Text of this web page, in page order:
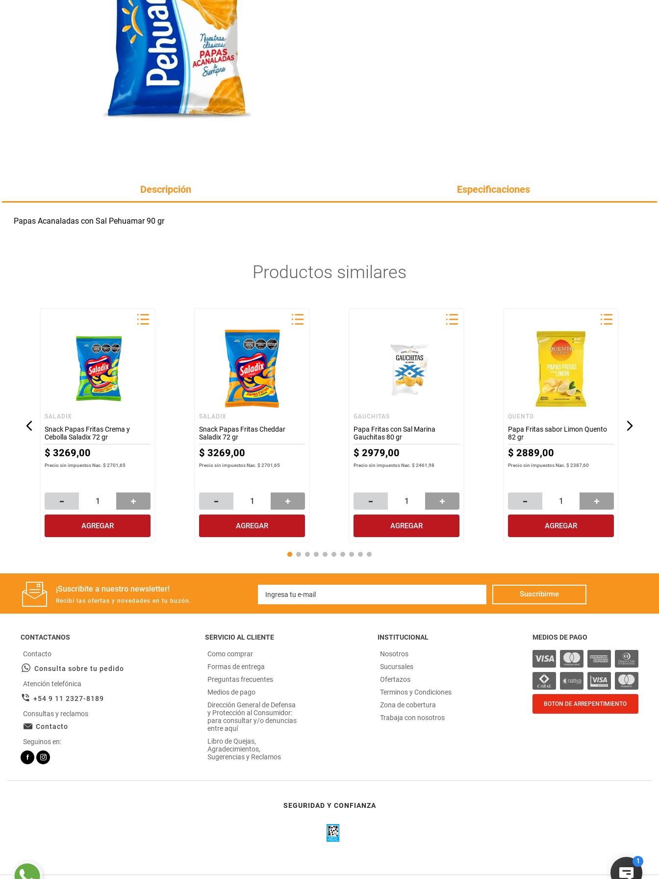
Descripción Especificaciones
Papas Acanaladas con Sal Pehuamar 90 gr
Productos similares
SALADIX
Snack Papas Fritas Crema y
Cebolla Saladix 72 gr
$ 3269,00
Precio sin impuestos Nac.$ 2701,65
AGREGAR
SALADIX
Snack Papas Fritas Cheddar
Saladix 72 gr
$ 3269,00
Precio sin impuestos Nac.$ 2701,65
AGREGAR
GAUCHITAS
Papa Fritas con Sal Marina
Gauchitas 80 gr
$ 2979,00
Precio sin impuestos Nac.$ 2461,98
AGREGAR
QUENTO
Papa Fritas sabor Limon Quento
82 gr
$ 2889,00
Precio sin impuestos Nac.$ 2387,60
AGREGAR
¡Suscribite a nuestro newsletter!
Recibí las ofertas y novedades en tu buzón.
Suscribirme
CONTACTANOS
Contacto
Consulta sobre tu pedido
Atención telefónica
+54 9 11 2327-8189
Consultas y reclamos
Contacto
Seguinos en:
SERVICIO AL CLIENTE
Como comprar
Formas de entrega
Preguntas frecuentes
Medios de pago
Dirección General de Defensa
y Protección al Consumidor:
para consultar y/o denuncias
entre aquí
Libro de Quejas,
Agradecimientos,
Sugerencias y Reclamos
INSTITUCIONAL
Nosotros
Sucursales
Ofertazos
Terminos y Condiciones
Zona de cobertura
Trabaja con nosotros
MEDIOS DE PAGO
BOTON DE ARREPENTIMIENTO
SEGURIDAD Y CONFIANZA
Manteca
Arroz